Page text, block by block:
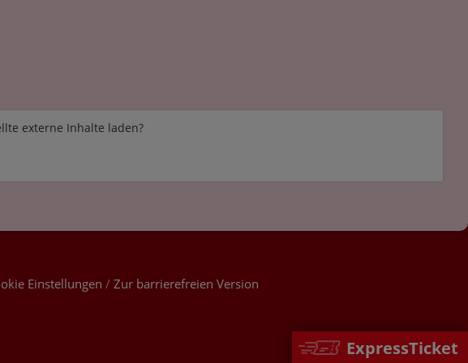
ExpressTicket
externe Inhalte laden?
Einstellungen / Zur barrierefreien Version